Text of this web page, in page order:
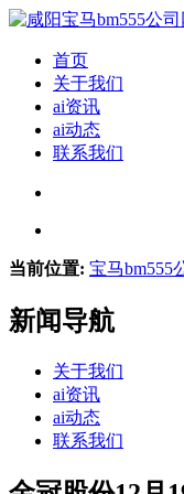
首页
关于我们
ai资讯
ai动态
联系我们
当前位置: 宝马bm555
新闻导航
关于我们
ai资讯
ai动态
联系我们